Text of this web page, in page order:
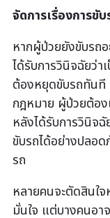
จัดการเรื่องการขับ
หากผู้ป่วยยังขับรถ
ได้รับการวินิจฉัยว่า
ต้องหยุดขับรถทัน
กฎหมาย ผู้ป่วยต้อ
หลังได้รับการวินิจ
ขับรถได้อย่างปลอ
รถ
หลายคนจะตัดสินใ
มั่นใจ แต่บางคนอ